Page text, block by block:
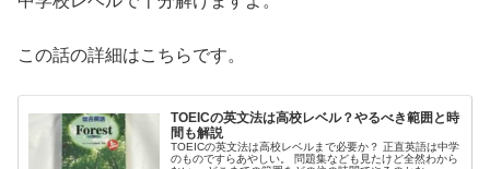
この話の詳細はこちらです。
TOEICの英文法は高校レベル？やるべき範囲と時
間も解説
TOEICの英文法は高校レベルまで必要か？ 正直英語は中学
のものですらあやしい。 問題集なども見たけど全然わから